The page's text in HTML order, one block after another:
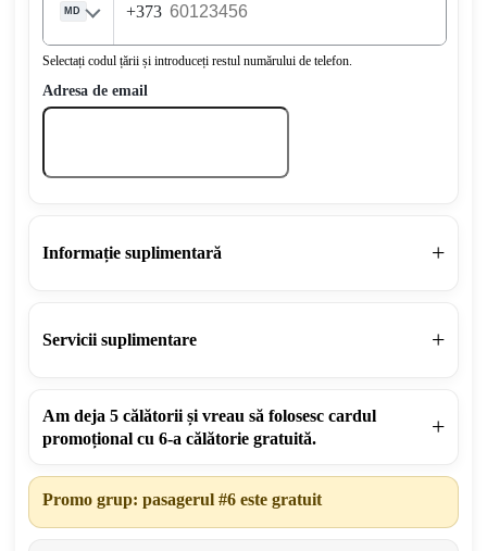
MD +373
Selectați codul țării și introduceți restul numărului de telefon.
Adresa de email
Informație suplimentară
Servicii suplimentare
Am deja 5 călătorii și vreau să folosesc cardul
promoțional cu 6-a călătorie gratuită.
Promo grup: pasagerul #6 este gratuit